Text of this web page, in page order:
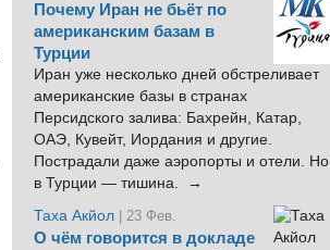
Почему Иран не бьёт по
американским базам в
Турции
Иран уже несколько дней обстреливает
американские базы в странах
Персидского залива: Бахрейн, Катар,
ОАЭ, Кувейт, Иордания и другие.
Пострадали даже аэропорты и отели. Но
в Турции — тишина. →
Таха Акйол | 23 Фев.
О чём говорится в докладе